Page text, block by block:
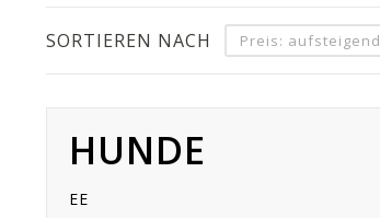
SORTIEREN NACH Preis: aufsteigend
HUNDE
EE